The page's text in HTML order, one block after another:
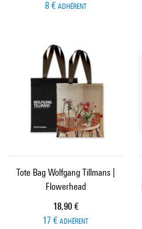
8 € ADHÉRENT
Tote Bag Wolfgang Tillmans |
Flowerhead
Prix ​​actuel
18,90 €
17 € ADHÉRENT